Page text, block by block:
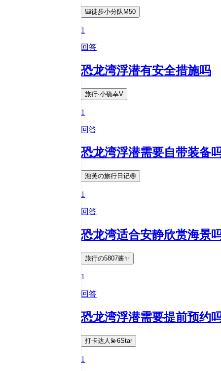
🎒徒步小分队M50
1
回答
恐龙湾浮潜有安全措施吗
旅行·小确幸V
1
回答
恐龙湾浮潜需要自带装备
泡芙の旅行日记🍥
1
回答
恐龙湾适合安静欣赏海景
旅行の5807酱✨
1
回答
恐龙湾浮潜需要提前预约
打卡达人💫6Star
1